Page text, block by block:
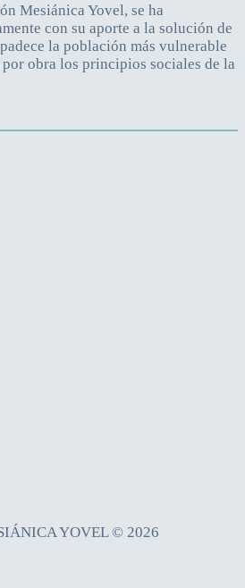
Mesiánica Yovel, se ha
con su aporte a la solución de
la población más vulnerable
obra los principios sociales de la
YOVEL © 2026